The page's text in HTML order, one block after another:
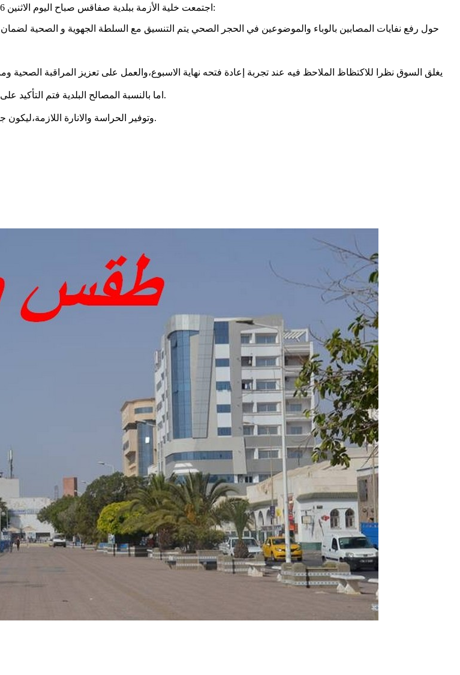
اجتمعت خلية الأزمة ببلدية صفاقس صباح اليوم الاثنين 6 أفريل 2020 برئاسة وتداولت في الوضع العام بالمنطقة والتدابير الواجب القيام بها كما يلي:
حول رفع نفايات المصابين بالوباء والموضوعين في الحجر الصحي يتم التنسيق مع السلطة الجهوية و الصحية
يغلق السوق نظرا للاكتظاظ الملاحظ فيه عند تجربة إعادة فتحه نهاية الاسبوع،والعمل على تعزيز المراقبة
اما بالنسبة المصالح البلدية فتم التأكيد على مواصلة رفع الفضلات المنزلية وتعقيم الشوارع والساحات العامة في كامل الدوائر البلدية.
وتوفير الحراسة والانارة اللازمة،ليكون جاهزا على ذمة السلط العمومية لأحكام تدابير الحجر الصحي بما فيها حجز العربات المخالفة.